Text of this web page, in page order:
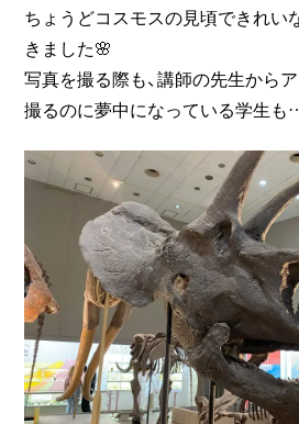
ちょうどコスモスの見頃できれい
きました🌸
写真を撮る際も、講師の先生から
撮るのに夢中になっている学生も